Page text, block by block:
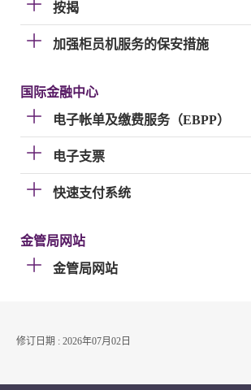
按揭
加强柜员机服务的保安措施
国际金融中心
电子帐单及缴费服务（EBPP）
电子支票
快速支付系统
金管局网站
金管局网站
修订日期 : 2026年07月02日